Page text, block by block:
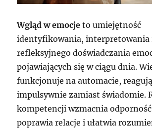
Wgląd w emocje to umiejętność
identyfikowania, interpretowania
refleksyjnego doświadczania
pojawiających się w ciągu dnia.
funkcjonuje na automacie,
impulsywnie zamiast świadomie.
kompetencji wzmacnia
poprawia relacje i ułatwia